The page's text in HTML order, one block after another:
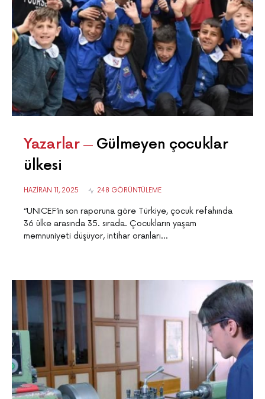
Yazarlar
Gülmeyen çocuklar
ülkesi
HAZIRAN 11, 2025 248 GÖRÜNTÜLEME
“UNICEF’in son raporuna göre Türkiye, çocuk refahında
36 ülke arasında 35. sırada. Çocukların yaşam
memnuniyeti düşüyor, intihar oranları…